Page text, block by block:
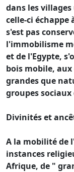
dans les
celle-ci
s'est pas
l'immobilisme
et de l'Egypte,
bois mobile,
grandes que
groupes
Divinités et
A la mobilité de
instances
Afrique, de "